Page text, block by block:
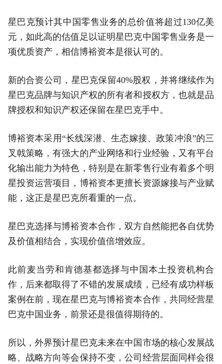
星巴克预计其中国零售业务的总价值将超过130亿美
元，如此高的估值足以证明星巴克中国零售业务是一
项优质资产，相信博裕资本是很认可的。
新的合资公司，星巴克保留40%股权，并将继续作为
星巴克品牌与知识产权的所有者和授权方，也就是品
牌授权和知识产权还保留在星巴克手中。
博裕资本采用“长线深潜、生态嫁接、政策冲浪”的三
叉戟策略，有强大的产业网络和行业经验，又有平台
化输出能力为特色，特别是在新零售行业有着多个明
星投资运营项目，博裕资本更擅长资源嫁接与产业赋
能，这正是星巴克所看重的一点。
星巴克选择与博裕资本合作，双方自然能把各自优势
及价值相结合，实现价值倍增效应。
此前麦当劳和肯德基都选择与中国本土投资机构合
作，后来都取得了不错的发展成绩，已经有成功样板
案例在前，现在星巴克与博裕资本合作，共同经营星
巴克中国业务，前景还是很值得期待的。
所以，外界预计星巴克未来在中国市场的核心发展战
略、战略方向等会保持不变，公司经营层面同样会很